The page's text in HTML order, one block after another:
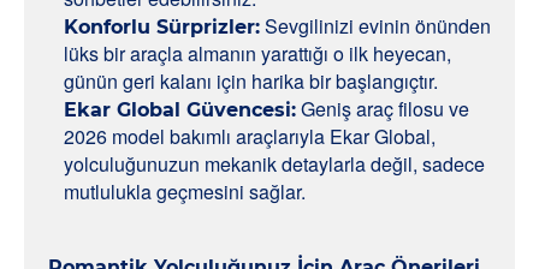
Konforlu Sürprizler:Sevgilinizi evinin önünden
lüks bir araçla almanın yarattığı o ilk heyecan,
günün geri kalanı için harika bir başlangıçtır.
Ekar Global Güvencesi:Geniş araç filosu ve
2026 model bakımlı araçlarıyla Ekar Global,
yolculuğunuzun mekanik detaylarla değil, sadece
mutlulukla geçmesini sağlar.